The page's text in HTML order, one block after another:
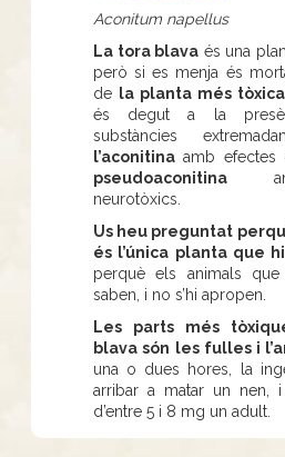
Aconitum napellus
La tora blava és una
però si es menja és
de la planta més tòxica
és degut a la
substàncies
l’aconitina amb efectes
pseudoaconitina
neurotòxics.
Us heu preguntat
és l’única planta que
perquè els animals
saben, i no s’hi apropen.
Les parts més
blava són les fulles i
una o dues hores, la
arribar a matar un nen,
d’entre 5 i 8 mg un adult.